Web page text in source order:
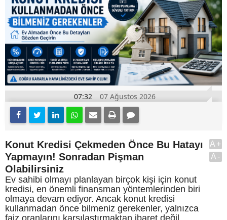
07:32 07 Ağustos 2026
Konut Kredisi Çekmeden Önce Bu Hatayı
Yapmayın! Sonradan Pişman
Olabilirsiniz
Ev sahibi olmayı planlayan birçok kişi için konut
kredisi, en önemli finansman yöntemlerinden biri
olmaya devam ediyor. Ancak konut kredisi
kullanmadan önce bilmeniz gerekenler, yalnızca
faiz oranlarını karşılaştırmaktan ibaret değil.
A+
A-